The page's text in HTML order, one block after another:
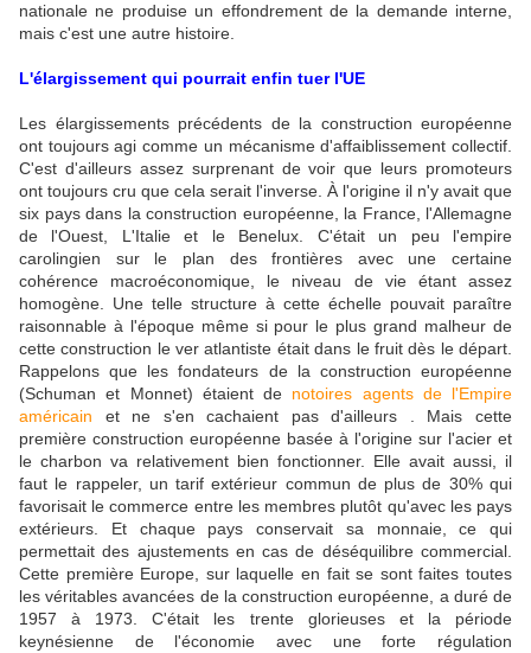
nationale ne produise un effondrement de la demande interne,
mais c'est une autre histoire.
L'élargissement qui pourrait enfin tuer l'UE
Les élargissements précédents de la construction européenne
ont toujours agi comme un mécanisme d'affaiblissement collectif.
C'est d'ailleurs assez surprenant de voir que leurs promoteurs
ont toujours cru que cela serait l'inverse. À l'origine il n'y avait que
six pays dans la construction européenne, la France, l'Allemagne
de l'Ouest, L'Italie et le Benelux. C'était un peu l'empire
carolingien sur le plan des frontières avec une certaine
cohérence macroéconomique, le niveau de vie étant assez
homogène. Une telle structure à cette échelle pouvait paraître
raisonnable à l'époque même si pour le plus grand malheur de
cette construction le ver atlantiste était dans le fruit dès le départ.
Rappelons que les fondateurs de la construction européenne
(Schuman et Monnet) étaient de notoires agents de l'Empire
américain et ne s'en cachaient pas d'ailleurs . Mais cette
première construction européenne basée à l'origine sur l'acier et
le charbon va relativement bien fonctionner. Elle avait aussi, il
faut le rappeler, un tarif extérieur commun de plus de 30% qui
favorisait le commerce entre les membres plutôt qu'avec les pays
extérieurs. Et chaque pays conservait sa monnaie, ce qui
permettait des ajustements en cas de déséquilibre commercial.
Cette première Europe, sur laquelle en fait se sont faites toutes
les véritables avancées de la construction européenne, a duré de
1957 à 1973. C'était les trente glorieuses et la période
keynésienne de l'économie avec une forte régulation